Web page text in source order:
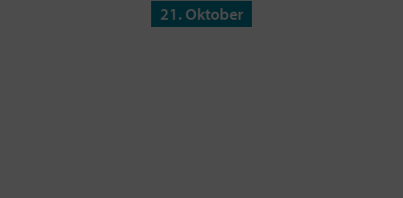
21. Oktober